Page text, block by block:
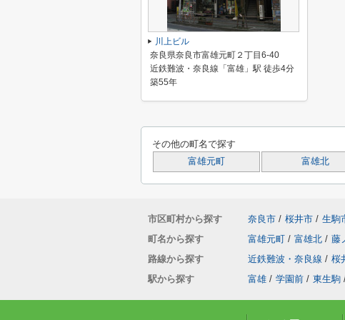
川上ビル
奈良県奈良市富雄元町２丁目6-40
近鉄難波・奈良線「富雄」駅 徒歩4分
築55年
その他の町名で探す
富雄元町 富雄北
市区町村から探す 奈良市 / 桜井市 / 生駒
町名から探す
富雄元町 / 富雄北 / 藤
路線から探す
近鉄難波・奈良線 / 桜
駅から探す
富雄 / 学園前 / 東生駒